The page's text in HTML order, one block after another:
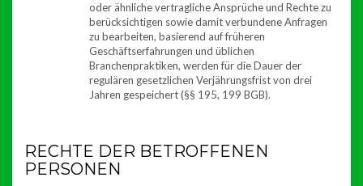
oder ähnliche vertragliche Ansprüche und Rechte zu
berücksichtigen sowie damit verbundene Anfragen
zu bearbeiten, basierend auf früheren
Geschäftserfahrungen und üblichen
Branchenpraktiken, werden für die Dauer der
regulären gesetzlichen Verjährungsfrist von drei
Jahren gespeichert (§§ 195, 199 BGB).
RECHTE DER BETROFFENEN
PERSONEN